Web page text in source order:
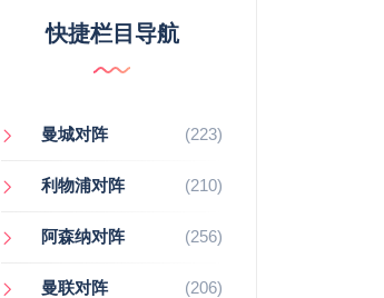
快捷栏目导航
曼城对阵 (223)
利物浦对阵 (210)
阿森纳对阵 (256)
曼联对阵 (206)